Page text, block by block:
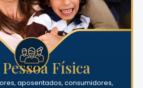
Física
aposentados, consumidores,